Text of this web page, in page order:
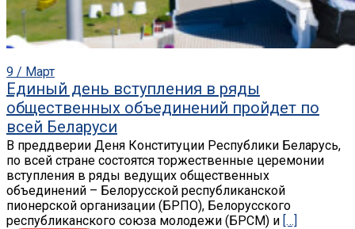
9 / Март
Единый день вступления в ряды
общественных объединений пройдет по
всей Беларуси
В преддверии Деня Конституции Республики Беларусь,
по всей стране состоятся торжественные церемонии
вступления в ряды ведущих общественных
объединений – Белорусской республиканской
пионерской организации (БРПО), Белорусского
республиканского союза молодежи (БРСМ) и […]